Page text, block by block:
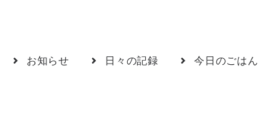
お知らせ 日々の記録 今日のごはん